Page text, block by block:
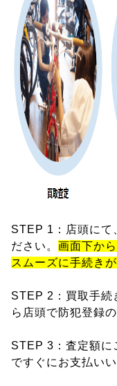
STEP 1：店頭にて
ださい。 画面下か
スムーズに手続きが
STEP 2：買取手続
ら店頭で防犯登録
STEP 3：査定額に
ですぐにお支払いい